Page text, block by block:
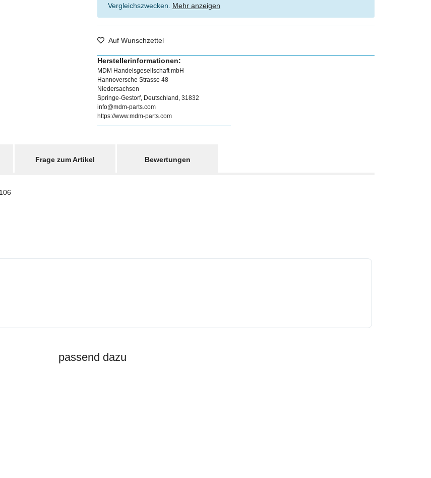
Vergleichszwecken. Mehr anzeigen
Auf Wunschzettel
Herstellerinformationen:
MDM Handelsgesellschaft mbH
Hannoversche Strasse 48
Niedersachsen
Springe-Gestorf, Deutschland, 31832
info@mdm-parts.com
https://www.mdm-parts.com
Frage zum Artikel Bewertungen
passend dazu